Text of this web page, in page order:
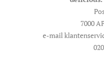
7000
e-mail